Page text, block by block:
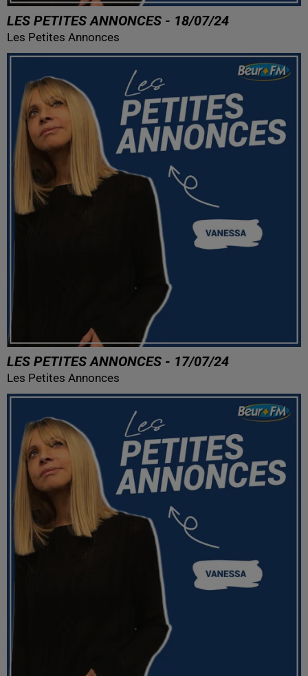
LES PETITES ANNONCES - 18/07/24
Les Petites Annonces
LES PETITES ANNONCES - 17/07/24
Les Petites Annonces